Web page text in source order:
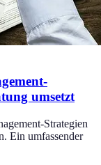
umsetzt
Strategien
Ein umfassender